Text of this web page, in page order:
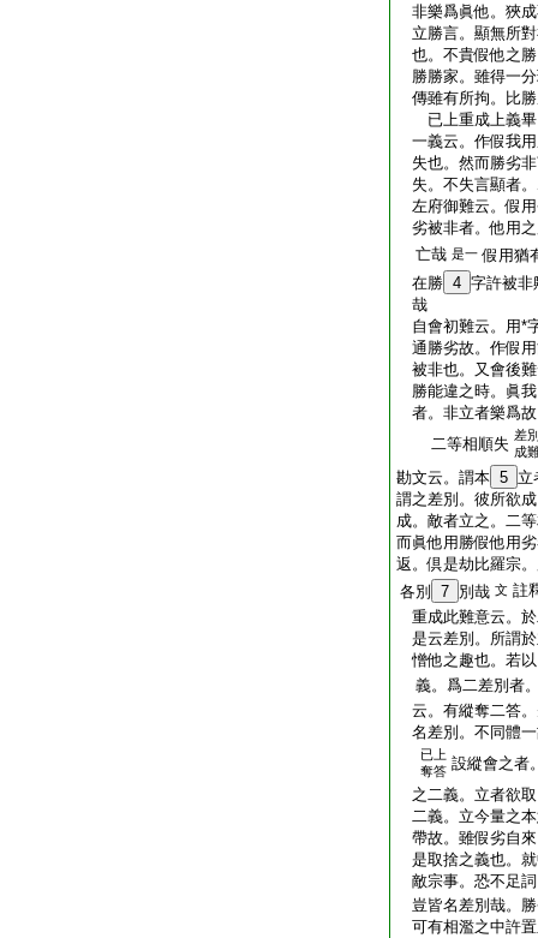
非樂爲眞他。狹
立勝言。顯無所
也。不貴假他之
勝勝家。雖得一
傳雖有所拘。比
已上重成上義畢
一義云。作假我
失也。然而勝劣
失。不失言顯者
左府御難云。假
劣被非者。他用
亡哉 是一 假用猶
在勝 4 字許被非
哉
自會初難云。用*
通勝劣故。作假
被非也。又會後
勝能違之時。眞
者。非立者樂爲
二等相順失 差
成
勘文云。謂本 5 立
謂之差別。彼所欲
成。敵者立之。二
而眞他用勝假他用
返。倶是劫比羅宗
各別
7 別哉 文 註
重成此難意云。
是云差別。所謂
憎他之趣也。若
義。爲二差別者
云。有縱奪二答
名差別。不同體
已上
奪答 設縱會之者
之二義。立者欲
二義。立今量之
帶故。雖假劣自
是取捨之義也。
敵宗事。恐不足
豈皆名差別哉。
可有相濫之中許